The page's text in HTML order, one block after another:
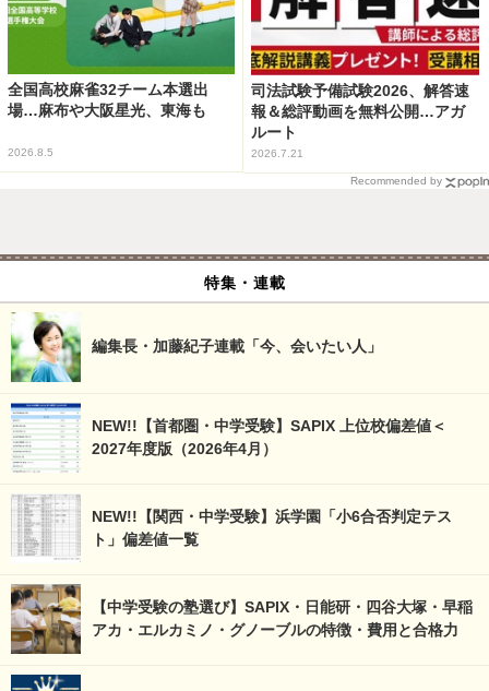
全国高校麻雀32チーム本選出
場…麻布や大阪星光、東海も
2026.8.5
司法試験予備試験2026、解答速
報＆総評動画を無料公開…アガ
ルート
2026.7.21
Recommended by
特集・連載
編集長・加藤紀子連載「今、会いたい人」
NEW!!【首都圏・中学受験】SAPIX 上位校偏差値＜
2027年度版（2026年4月）
NEW!!【関西・中学受験】浜学園「小6合否判定テス
ト」偏差値一覧
【中学受験の塾選び】SAPIX・日能研・四谷大塚・早稲
アカ・エルカミノ・グノーブルの特徴・費用と合格力